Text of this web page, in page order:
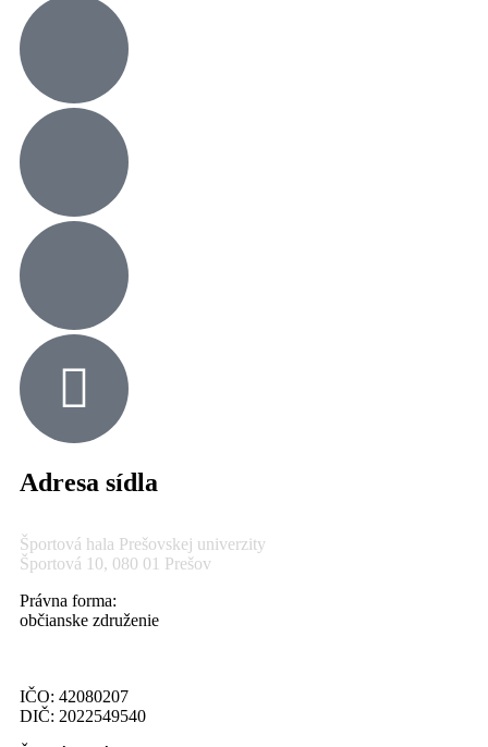
Adresa sídla
Športová hala Prešovskej univerzity
Športová 10, 080 01 Prešov
Právna forma:
občianske združenie
IČO: 42080207
DIČ: 2022549540